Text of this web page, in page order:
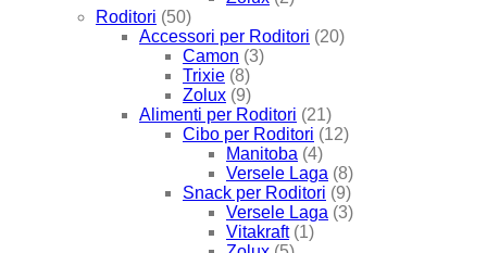
Roditori (50)
Accessori per Roditori (20)
Camon (3)
Trixie (8)
Zolux (9)
Alimenti per Roditori (21)
Cibo per Roditori (12)
Manitoba (4)
Versele Laga (8)
Snack per Roditori (9)
Versele Laga (3)
Vitakraft (1)